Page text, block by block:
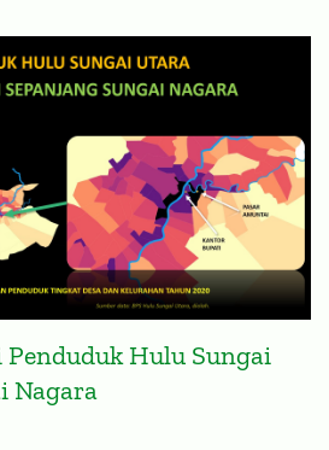
Hulu Sungai
Nagara